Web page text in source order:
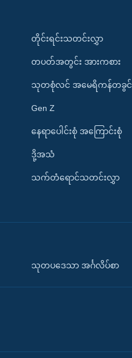
တိုင်းရင်းသတင်းလွှာ
တပတ်အတွင်း အားကစား
သုတစုံလင် အမေရိကန်တခွင်
Gen Z
နေရာပေါင်းစုံ အကြောင်းစုံ
ဒို့အသံ
သက်တံရောင်သတင်းလွှာ
သုတပဒေသာ အင်္ဂလိပ်စာ